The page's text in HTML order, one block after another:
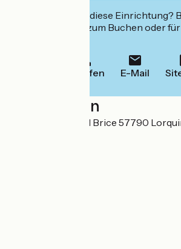
Interessiert Sie diese Einrichtung?
deren Website zum Buchen oder
Anrufen E-Mail
Localisation
12a rue du Général Brice 57790